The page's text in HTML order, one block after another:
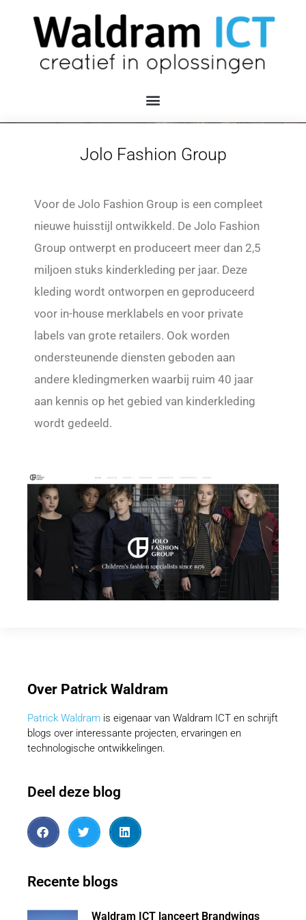
Jolo Fashion Group
Voor de Jolo Fashion Group is een compleet
nieuwe huisstijl ontwikkeld. De Jolo Fashion
Group ontwerpt en produceert meer dan 2,5
miljoen stuks kinderkleding per jaar. Deze
kleding wordt ontworpen en geproduceerd
voor in-house merklabels en voor private
labels van grote retailers. Ook worden
ondersteunende diensten geboden aan
andere kledingmerken waarbij ruim 40 jaar
aan kennis op het gebied van kinderkleding
wordt gedeeld.
Over Patrick Waldram
Patrick Waldram is eigenaar van Waldram ICT en schrijft
blogs over interessante projecten, ervaringen en
technologische ontwikkelingen.
Deel deze blog
Recente blogs
Waldram ICT lanceert Brandwings